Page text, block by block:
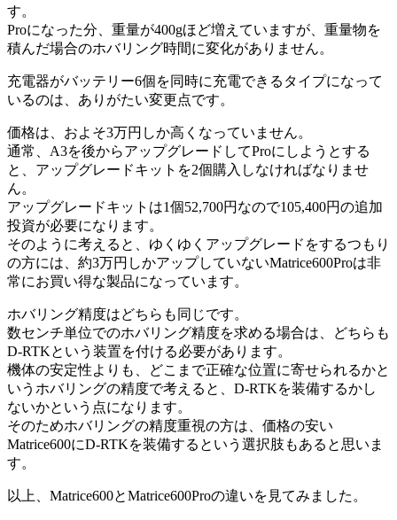
す。
Proになった分、重量が400gほど増えていますが、重量物を
積んだ場合のホバリング時間に変化がありません。
充電器がバッテリー6個を同時に充電できるタイプになって
いるのは、ありがたい変更点です。
価格は、およそ3万円しか高くなっていません。
通常、A3を後からアップグレードしてProにしようとする
と、アップグレードキットを2個購入しなければなりませ
ん。
アップグレードキットは1個52,700円なので105,400円の追加
投資が必要になります。
そのように考えると、ゆくゆくアップグレードをするつもり
の方には、約3万円しかアップしていないMatrice600Proは非
常にお買い得な製品になっています。
ホバリング精度はどちらも同じです。
数センチ単位でのホバリング精度を求める場合は、どちらも
D-RTKという装置を付ける必要があります。
機体の安定性よりも、どこまで正確な位置に寄せられるかと
いうホバリングの精度で考えると、D-RTKを装備するかし
ないかという点になります。
そのためホバリングの精度重視の方は、価格の安い
Matrice600にD-RTKを装備するという選択肢もあると思いま
す。
以上、Matrice600とMatrice600Proの違いを見てみました。